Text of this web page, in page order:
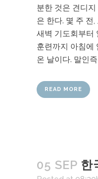
분한 것은 견디
은 한다. 몇 주 전
새벽 기도회부터
훈련까지 아침에
온 날이다. 말인
READ MORE
05 SEP 한